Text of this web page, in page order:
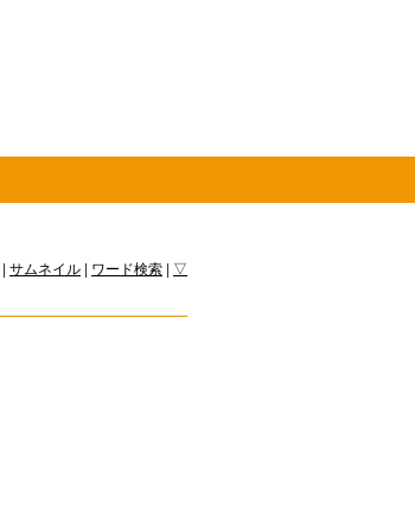
サムネイル ワード検索 ▽